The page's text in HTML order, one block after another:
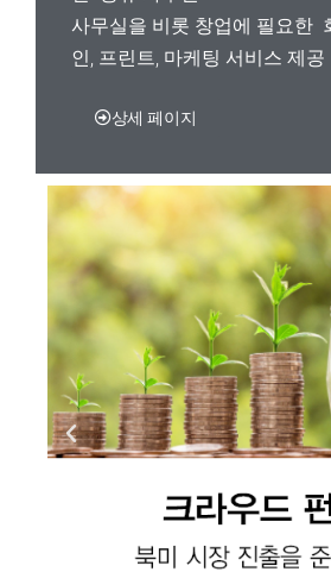
사무실을 비롯 창업에 필요한
인, 프린트, 마케팅 서비스 제공
상세 페이지